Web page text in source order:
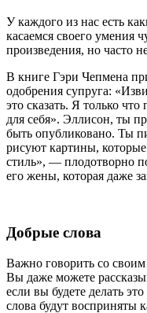
У каждого из нас есть
касаемся своего умения
произведения, но часто
В книге Гэри Чепмена
одобрения супруга:
это сказать. Я только
для себя». Эллисон, ты
быть опубликовано. Ты
рисуют картины,
стиль», — плодотворно
его жены, которая даже
Добрые слова
Важно говорить со
Вы даже можете
если вы будете делать
слова будут восприняты